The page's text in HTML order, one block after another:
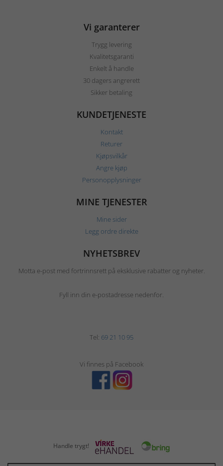
Vi garanterer
Trygg levering
Kvalitetsgaranti
Enkelt å handle
30 dagers angrerett
Sikker betaling
KUNDETJENESTE
Kontakt
Returer
Kjøpsvilkår
Angre kjøp
Personopplysninger
MINE TJENESTER
Mine sider
Legg ordre direkte
NYHETSBREV
Motta e-post med fortrinnsrett på eksklusive rabatter og nyheter.
Fyll inn din e-postadresse nedenfor.
Tel: 69 21 10 95
Vi finnes på Facebook
Handle trygt!